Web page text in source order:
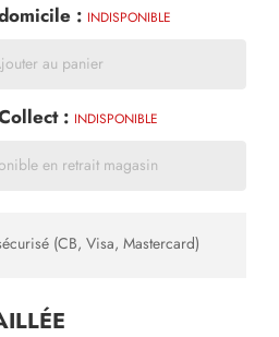
: INDISPONIBLE
au panier
: INDISPONIBLE
en retrait magasin
(CB, Visa, Mastercard)